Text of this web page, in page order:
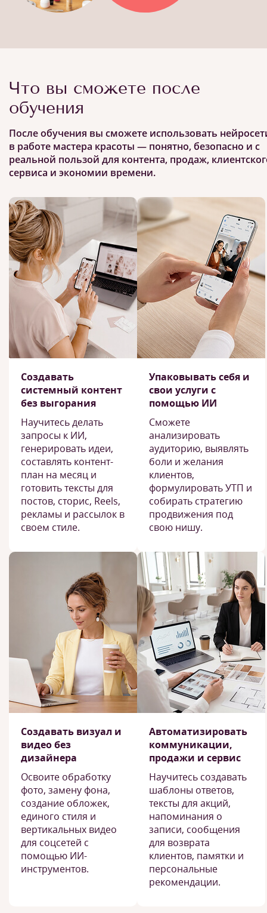
Что вы сможете после
обучения
После обучения вы сможете использовать
в работе мастера красоты — понятно, безопасно и с
реальной пользой для контента, продаж,
сервиса и экономии времени.
Создавать
системный контент
без выгорания
Научитесь делать
запросы к ИИ,
генерировать идеи,
составлять контент-
план на месяц и
готовить тексты для
постов, сторис, Reels,
рекламы и рассылок в
своем стиле.
Упаковывать себя и
свои услуги с
помощью ИИ
Сможете
анализировать
аудиторию, выявлять
боли и желания
клиентов,
формулировать УТП и
собирать стратегию
продвижения под
свою нишу.
Создавать визуал и
видео без
дизайнера
Освоите обработку
фото, замену фона,
создание обложек,
единого стиля и
вертикальных видео
для соцсетей с
помощью ИИ-
инструментов.
Автоматизировать
коммуникации,
продажи и сервис
Научитесь создавать
шаблоны ответов,
тексты для акций,
напоминания о
записи, сообщения
для возврата
клиентов, памятки и
персональные
рекомендации.